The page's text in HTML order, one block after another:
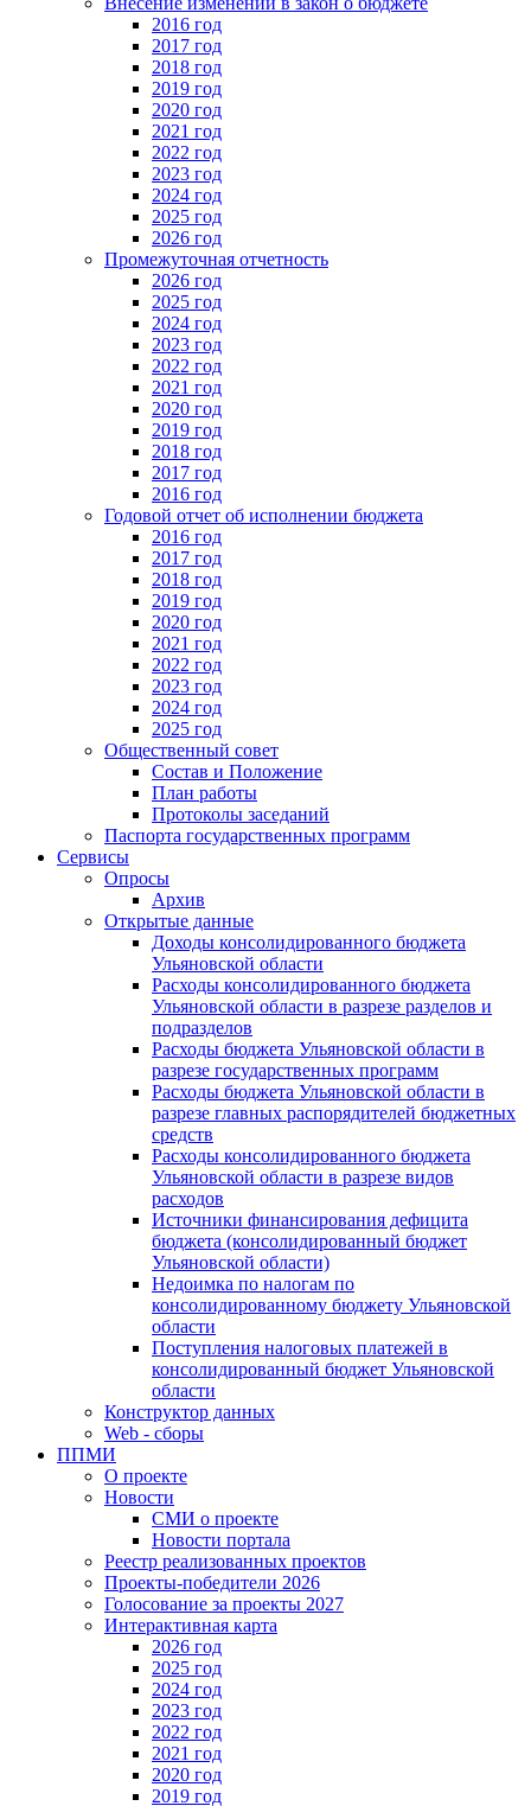
2016 год
2017 год
2018 год
2019 год
2020 год
2021 год
2022 год
2023 год
2024 год
2025 год
2026 год
Промежуточная отчетность
2026 год
2025 год
2024 год
2023 год
2022 год
2021 год
2020 год
2019 год
2018 год
2017 год
2016 год
Годовой отчет об исполнении бюджета
2016 год
2017 год
2018 год
2019 год
2020 год
2021 год
2022 год
2023 год
2024 год
2025 год
Общественный совет
Состав и Положение
План работы
Протоколы заседаний
Паспорта государственных программ
Сервисы
Опросы
Архив
Открытые данные
Доходы консолидированного бюджета
Ульяновской области
Расходы консолидированного бюджета
Ульяновской области в разрезе разделов и
подразделов
Расходы бюджета Ульяновской области в
разрезе государственных программ
Расходы бюджета Ульяновской области в
разрезе главных распорядителей бюджетных
средств
Расходы консолидированного бюджета
Ульяновской области в разрезе видов
расходов
Источники финансирования дефицита
бюджета (консолидированный бюджет
Ульяновской области)
Недоимка по налогам по
консолидированному бюджету Ульяновской
области
Поступления налоговых платежей в
консолидированный бюджет Ульяновской
области
Конструктор данных
Web - сборы
ППМИ
О проекте
Новости
СМИ о проекте
Новости портала
Реестр реализованных проектов
Проекты-победители 2026
Голосование за проекты 2027
Интерактивная карта
2026 год
2025 год
2024 год
2023 год
2022 год
2021 год
2020 год
2019 год